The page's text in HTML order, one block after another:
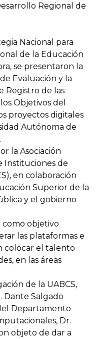
Regional de
Nacional para
de la Educación
se presentaron la
Evaluación y la
Registro de las
Objetivos del
proyectos digitales
Autónoma de
la Asociación
Instituciones de
en colaboración
Superior de la
y el gobierno
como objetivo
las plataformas e
colocar el talento
en las áreas
de la UABCS,
Dante Salgado
Departamento
Dr.
objeto de dar a